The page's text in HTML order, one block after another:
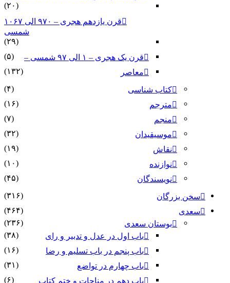
(۲۰)
قرن یازدهم هجری – ۹۷۰ الی ۱۰۶۷
شمسی
(۲۹)
قرن یک هجری – ۱ الی ۹۷ شمسی –
(۵)
معاصر
(۱۳۲)
کتاب شناسی
(۴)
مترجم
(۱۶)
منجم
(۷)
موسیقیدان
(۳۲)
نقاش
(۱۹)
نوازنده
(۱۰)
نویسندگان
(۴۵)
سخن بزرگان
(۳۱۶)
سعدی
(۴۶۴)
بوستان سعدی
(۲۳۶)
باب اول در عدل و تدبیر و رای
(۳۸)
باب پنجم در باب تسلیم و رضا
(۱۶)
باب چهارم در تواضع
(۳۱)
باب دهم در مناجات و ختم کتاب
(۶)